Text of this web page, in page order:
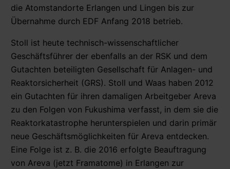
die Atomstandorte Erlangen und Lingen bis zur
Übernahme durch EDF Anfang 2018 betrieb.
Stoll ist heute technisch-wissenschaftlicher
Geschäftsführer der ebenfalls an der RSK und dem
Gutachten beteiligten Gesellschaft für Anlagen- und
Reaktorsicherheit (GRS). Stoll und Waas haben 2012
ein Gutachten für ihren damaligen Arbeitgeber Areva
zu den Folgen von Fukushima verfasst, in dem sie die
Reaktorkatastrophe herunterspielen und darin primär
neue Geschäftsmöglichkeiten für Areva entdecken.
Eine Folge ist z. B. die 2016 erfolgte Beauftragung
von Areva (jetzt Framatome) in Erlangen zur